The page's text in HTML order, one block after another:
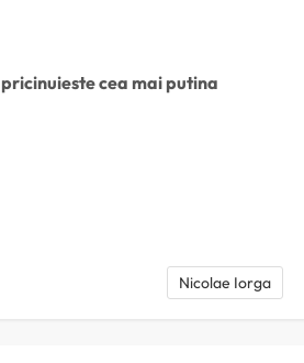
cea mai putina
Nicolae Iorga